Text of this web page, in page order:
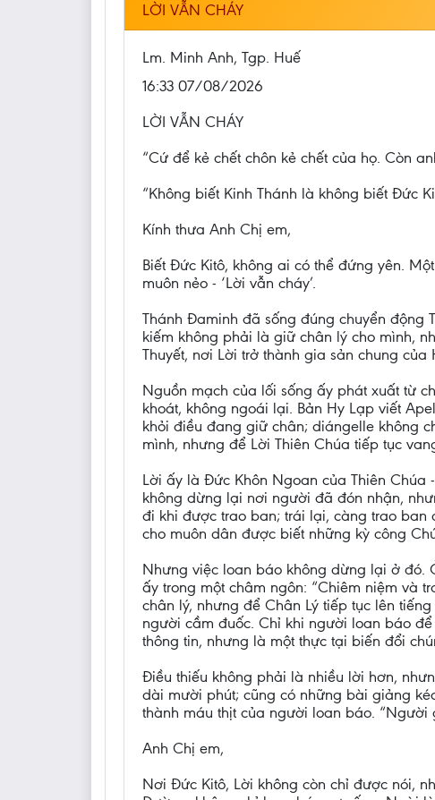
LỜI VẪN CHÁY
Lm. Minh Anh, Tgp. Huế
16:33 07/08/2026
LỜI VẪN CHÁY
“Cứ để kẻ chết chôn kẻ chết của họ. Còn
“Không biết Kinh Thánh là không biết Đức
Kính thưa Anh Chị em,
Biết Đức Kitô, không ai có thể đứng yên.
muôn nẻo - ‘Lời vẫn cháy’.
Thánh Đaminh đã sống đúng chuyển động
kiếm không phải là giữ chân lý cho mình,
Thuyết, nơi Lời trở thành gia sản chung của
Nguồn mạch của lối sống ấy phát xuất từ
khoát, không ngoái lại. Bản Hy Lạp viết
khỏi điều đang giữ chân; diángelle không
mình, nhưng để Lời Thiên Chúa tiếp tục
Lời ấy là Đức Khôn Ngoan của Thiên
không dừng lại nơi người đã đón nhận,
đi khi được trao ban; trái lại, càng trao
cho muôn dân được biết những kỳ công
Nhưng việc loan báo không dừng lại ở đó.
ấy trong một châm ngôn: “Chiêm niệm và
chân lý, nhưng để Chân Lý tiếp tục lên
người cầm đuốc. Chỉ khi người loan báo
thông tin, nhưng là một thực tại biến đổi
Điều thiếu không phải là nhiều lời hơn,
dài mười phút; cũng có những bài giảng
thành máu thịt của người loan báo.
Anh Chị em,
Nơi Đức Kitô, Lời không còn chỉ được nói,